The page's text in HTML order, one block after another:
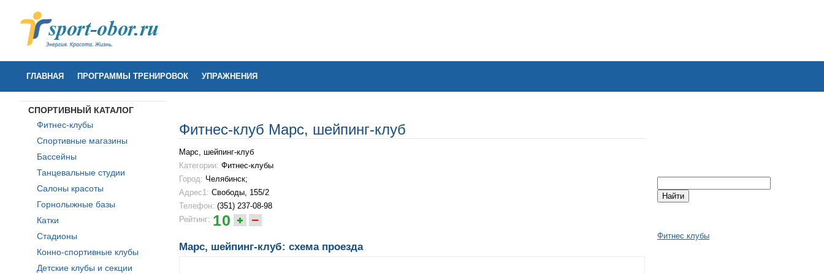
ГЛАВНАЯ ПРОГРАММЫ ТРЕНИРОВОК УПРАЖНЕНИЯ
СПОРТИВНЫЙ КАТАЛОГ
Фитнес-клубы
Спортивные магазины
Бассейны
Танцевальные студии
Салоны красоты
Горнолыжные базы
Катки
Стадионы
Конно-спортивные клубы
Детские клубы и секции
Фитнес клубы
Фитнес-клуб Марс, шейпинг-клуб
Марс, шейпинг-клуб
Категории: Фитнес-клубы
Город: Челябинск;
Адрес1: Свободы, 155/2
Телефон: (351) 237-08-98
Рейтинг: 10
Марс, шейпинг-клуб: схема проезда